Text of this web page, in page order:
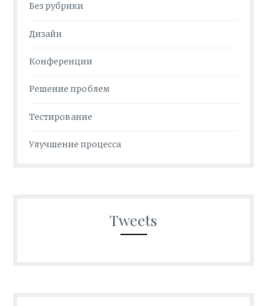
Без рубрики
Дизайн
Конференции
Решение проблем
Тестирование
Улучшение процесса
Tweets